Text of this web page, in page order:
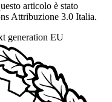
articolo è stato
Attribuzione 3.0 Italia.